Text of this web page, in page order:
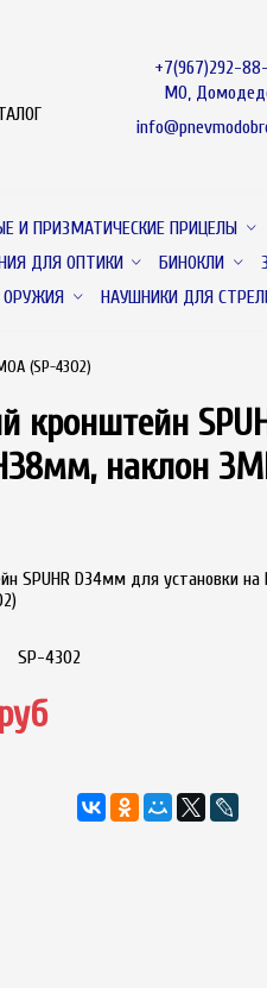
+7(967)292-
МО,
И ПРИЗМАТИЧЕСКИЕ ПРИЦЕЛЫ
ДЛЯ ОПТИКИ БИНОКЛИ
ОРУЖИЯ НАУШНИКИ ДЛЯ
(SP-4302)
товар
кронштейн
наклон
SPUHR D34мм для установки
SP-4302